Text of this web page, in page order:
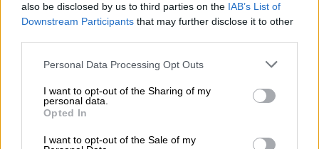
also be disclosed by us to third parties on the IAB’s List of
Downstream Participants that may further disclose it to other
Please note that this website/app uses one or more Google
not limited to your visit or usage behaviour. You may click to
grant or deny consent to Google and its third-party tags to
use your data for below specified purposes in below Google
consent section.
Personal Data Processing Opt Outs
I want to opt-out of the Sharing of my
personal data.
Opted In
I want to opt-out of the Sale of my
Ελλάδα|30.10.2024 07:50